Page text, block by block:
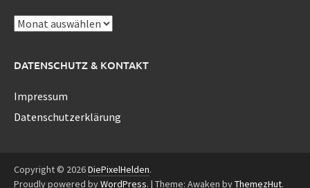
Archiv
DATENSCHUTZ & KONTAKT
Impressum
Datenschutzerklärung
Copyright © 2026DiePixelHelden.
Proudly powered byWordPress. | Theme: Awaken byThemezHut.